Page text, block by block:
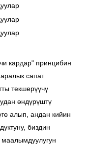
кардар" принцибин
сапат
текшерүүчү
өндүрүштү
алып, андан кийин
биздин
маалымдуулугун